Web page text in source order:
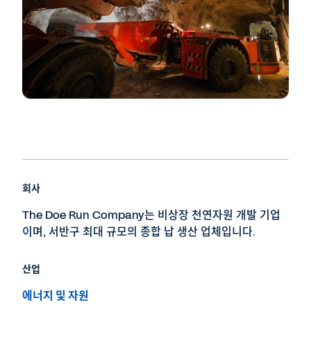
회사
The Doe Run Company는 비상장 천연자원 개발 기업
이며, 서반구 최대 규모의 종합 납 생산 업체입니다.
산업
에너지 및 자원